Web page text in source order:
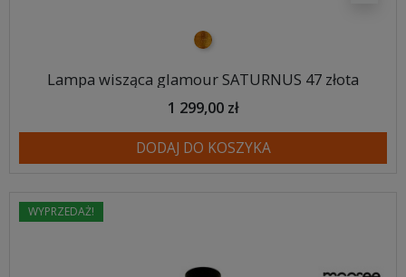
złoty
Lampa wisząca glamour SATURNUS 47 złota
1 299,00 zł
DODAJ DO KOSZYKA
WYPRZEDAŻ!